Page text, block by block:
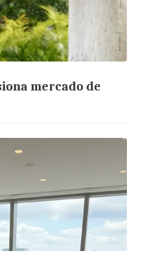
mercado de